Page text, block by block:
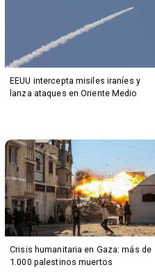
EEUU intercepta misiles iraníes y
lanza ataques en Oriente Medio
Crisis humanitaria en Gaza: más de
1.000 palestinos muertos